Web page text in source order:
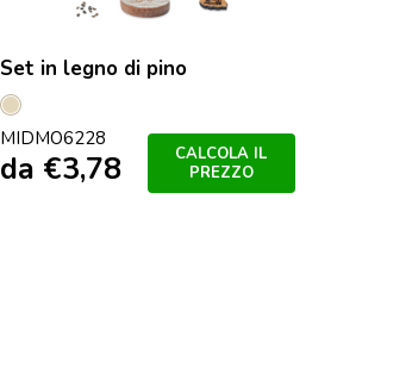
Set in legno di pino
Beige
MIDMO6228
da €3,78
CALCOLA IL
PREZZO